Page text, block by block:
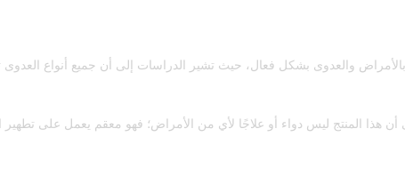
هذا المنتج ليس دواء أو علاجًا لأي من الأمراض؛ فهو معقم يعمل على تطهير